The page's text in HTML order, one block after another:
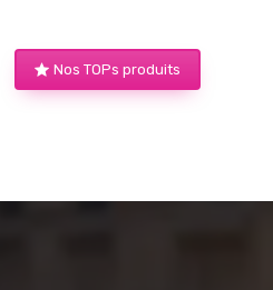
Nos TOPs produits